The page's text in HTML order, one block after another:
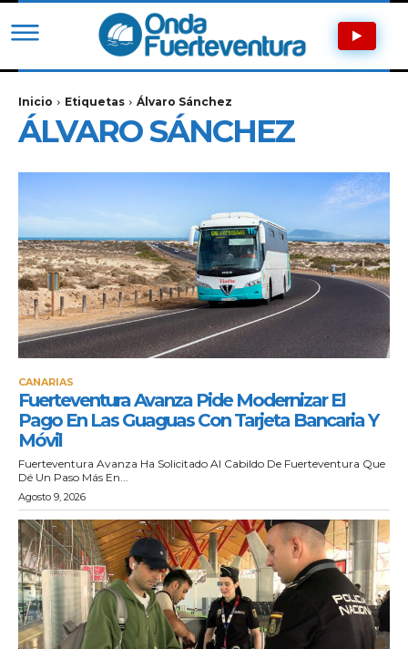
Inicio Etiquetas Álvaro Sánchez
ÁLVARO SÁNCHEZ
CANARIAS
Fuerteventura Avanza Pide Modernizar El
Pago En Las Guaguas Con Tarjeta Bancaria Y
Móvil
Fuerteventura Avanza Ha Solicitado Al Cabildo De Fuerteventura Que
Dé Un Paso Más En...
Agosto 9, 2026